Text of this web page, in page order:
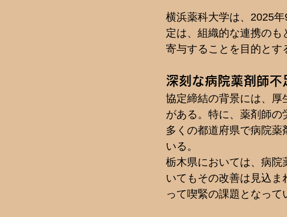
横浜薬科大学は、2025
定は、組織的な連携の
寄与することを目的とす
深刻な病院薬剤師
協定締結の背景には、厚
がある。特に、薬剤師の
多くの都道府県で病院
いる。
栃木県においては、病院
いてもその改善は見込ま
って喫緊の課題となって